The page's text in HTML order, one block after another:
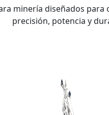
minería diseñados
precisión, potencia y